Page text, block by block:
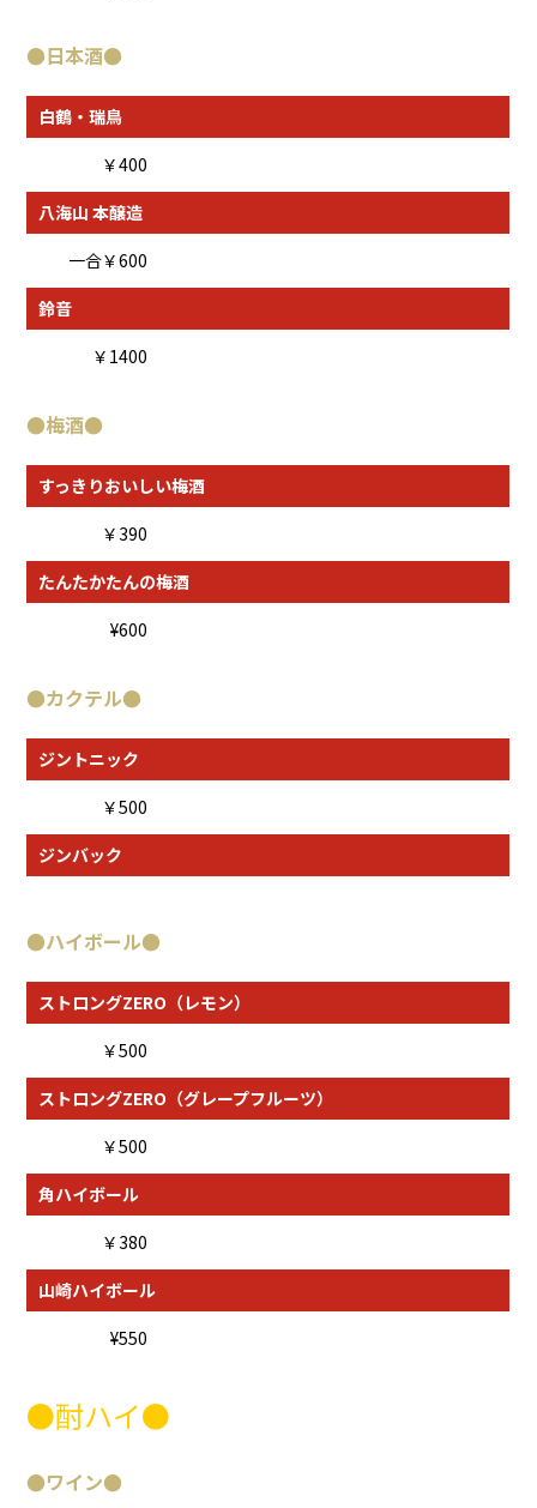
●日本酒●
白鶴・瑞鳥
￥400
八海山 本醸造
一合￥600
鈴音
￥1400
●梅酒●
すっきりおいしい梅酒
￥390
たんたかたんの梅酒
¥600
●カクテル●
ジントニック
￥500
ジンバック
●ハイボール●
ストロングZERO（レモン）
￥500
ストロングZERO（グレープフルーツ）
￥500
角ハイボール
￥380
山崎ハイボール
¥550
●酎ハイ●
●ワイン●